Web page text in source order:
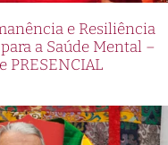
e Resiliência
a Saúde Mental –
PRESENCIAL